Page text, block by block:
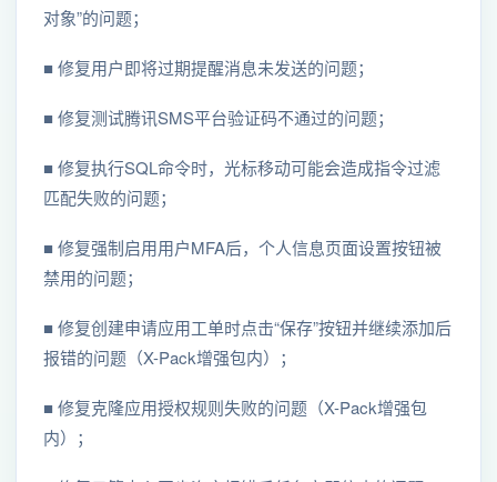
对象”的问题；
■ 修复用户即将过期提醒消息未发送的问题；
■ 修复测试腾讯SMS平台验证码不通过的问题；
■ 修复执行SQL命令时，光标移动可能会造成指令过滤
匹配失败的问题；
■ 修复强制启用用户MFA后，个人信息页面设置按钮被
禁用的问题；
■ 修复创建申请应用工单时点击“保存”按钮并继续添加后
报错的问题（X-Pack增强包内）；
■ 修复克隆应用授权规则失败的问题（X-Pack增强包
内）；